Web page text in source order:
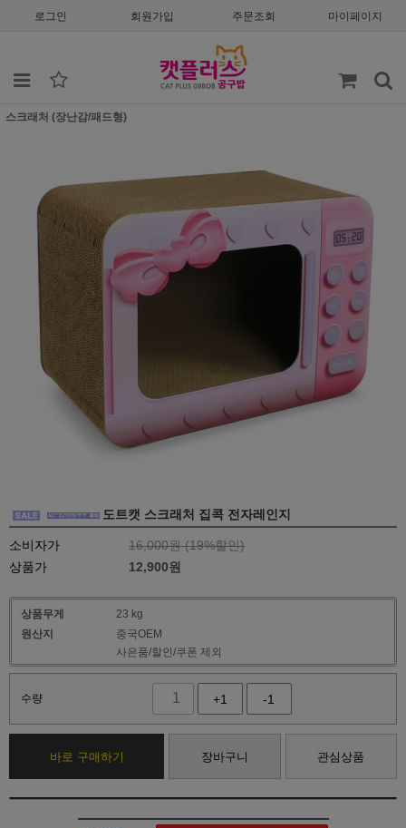
로그인 회원가입 주문조회 마이페이지
스크래처 (장난감/패드형)
도트캣 스크래처 집콕 전자레인지
소비자가 16,000원 (19%할인)
상품가
12,900원
상품무게
23 kg
원산지
중국OEM
사은품/할인/쿠폰 제외
수량 +1 -1
바로 구매하기 장바구니 관심상품